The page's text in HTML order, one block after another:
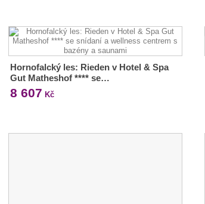
Hornofalcký les: Rieden v Hotel & Spa
Gut Matheshof **** se…
8 607 Kč